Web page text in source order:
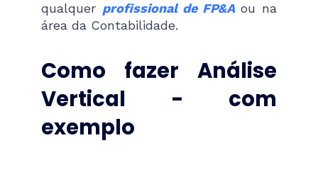
qualquer profissional de FP&A ou na
área da Contabilidade.
Como fazer Análise
Vertical - com
exemplo